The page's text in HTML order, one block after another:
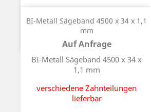
BI-Metall Sägeband 4500 x 34 x 1,1
mm
Auf Anfrage
Preis
BI-Metall Sägeband 4500 x 34 x
1,1 mm
verschiedene Zahnteilungen
lieferbar